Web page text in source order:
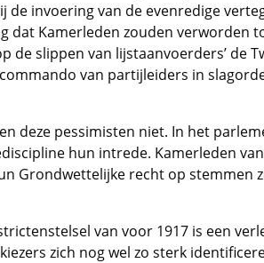
de invoering van de evenredige
dat Kamerleden zouden verworden
de slippen van lijstaanvoerders’ de
van partijleiders in
deze pessimisten niet. In het
hun intrede. Kamerleden
Grondwettelijke recht op stemmen
van voor 1917 is een
zich nog wel zo sterk